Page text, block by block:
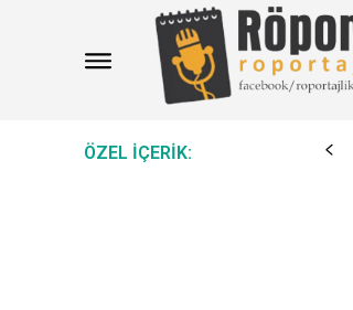
ÖZEL IÇERIK: